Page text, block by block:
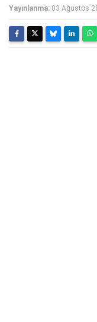
Yayınlanma: 03 Ağustos